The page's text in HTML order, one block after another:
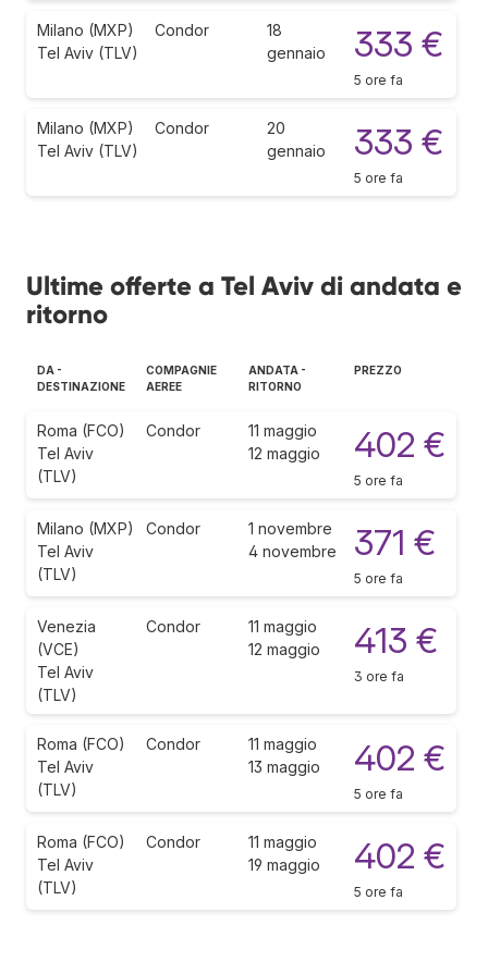
Milano (MXP)
Tel Aviv (TLV)
Condor
18
gennaio
333 €
5 ore fa
Milano (MXP)
Tel Aviv (TLV)
Condor
20
gennaio
333 €
5 ore fa
Ultime offerte a Tel Aviv di andata e
ritorno
DA -
DESTINAZIONE
COMPAGNIE
AEREE
ANDATA -
RITORNO
PREZZO
Roma (FCO)
Tel Aviv
(TLV)
Condor
11 maggio
12 maggio
402 €
5 ore fa
Milano (MXP)
Tel Aviv
(TLV)
Condor
1 novembre
4 novembre
371 €
5 ore fa
Venezia
(VCE)
Tel Aviv
(TLV)
Condor
11 maggio
12 maggio
413 €
3 ore fa
Roma (FCO)
Tel Aviv
(TLV)
Condor
11 maggio
13 maggio
402 €
5 ore fa
Roma (FCO)
Tel Aviv
(TLV)
Condor
11 maggio
19 maggio
402 €
5 ore fa